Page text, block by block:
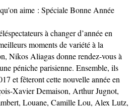
aime : Spéciale Bonne Année
à changer d’année en
moments de variété à la
Nikos Aliagas donne rendez-vous à
péniche parisienne. Ensemble, ils
et fêteront cette nouvelle année en
Xavier Demaison, Arthur Jugnot,
Louane, Camille Lou, Alex Lutz,